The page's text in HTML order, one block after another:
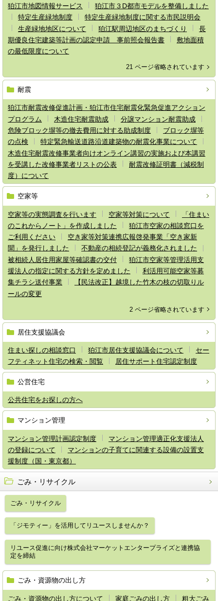
狛江市地図情報サービス
狛江市３D都市モデルを整備しました
特定生産緑地制度
特定生産緑地制度に関する市民説明会
生産緑地地区について
狛江駅周辺地区のまちづくり
長
期優良住宅建築等計画の認定申請 事前照会報告書
敷地面積
の最低限度について
21 ページ省略されています
耐震
狛江市耐震改修促進計画・狛江市住宅耐震化緊急促進アクション
プログラム
木造住宅耐震助成
分譲マンション耐震助成
危険ブロック塀等の撤去費用に対する助成制度
ブロック塀等
の点検
特定緊急輸送道路沿道建築物の耐震化事業について
木造住宅耐震改修事業者向けオンライン講習の実施および本講習
を受講した改修事業者リストの公表
耐震改修証明書（減税制
度）について
空家等
空家等の実態調査を行います 空家等対策について
「住まい
のこれからノート」を作成しました
狛江市空家の相談窓口を
ご利用ください
空き家等対策連携広報啓発事業「空き家新
聞」を発行しました
不動産の相続登記が義務化されました
被相続人居住用家屋等確認書の交付
狛江市空家等管理活用支
援法人の指定に関する方針を定めました
利活用可能空家等募
集チラシ送付事業
【民法改正】越境した竹木の枝の切取りル
ールの変更
2 ページ省略されています
居住支援協議会
住まい探しの相談窓口 狛江市居住支援協議会について
セー
フティネット住宅の検索・閲覧
居住サポート住宅認定制度
公営住宅
公共住宅をお探しの方へ
マンション管理
マンション管理計画認定制度
マンション管理適正化支援法人
の登録について
マンションの子育てに関連する設備の設置支
援制度（国・東京都）
ごみ・リサイクル
ごみ・リサイクル
「ジモティー」を活用してリユースしませんか？
リユース促進に向け株式会社マーケットエンタープライズと連携協
定を締結
ごみ・資源物の出し方
ごみ・資源物の出し方について 家庭ごみの出し方 粗大ごみ